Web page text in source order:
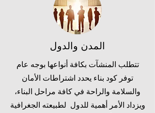
المدن والدول
تتطلب المنشآت بكافة أنواعها بوجه عام
توفر كود بناء يحدد اشتراطات الأمان
والسلامة والراحة في كافة مراحل البناء،
ويزداد الأمر أهمية للدول لطبيعته الجغرافية